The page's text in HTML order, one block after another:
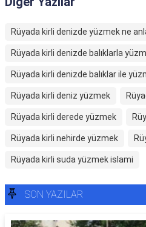
Rüyada kirli denizde yüzmek ne
Rüyada kirli denizde balıklarla
Rüyada kirli denizde balıklar ile
Rüyada kirli deniz yüzmek
Rüyada kirli derede yüzmek
Rüyada kirli nehirde yüzmek
Rüyada kirli suda yüzmek islami
SON YAZILAR